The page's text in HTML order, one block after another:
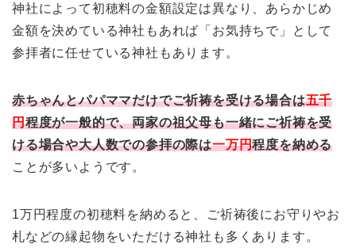
神社によって初穂料の金額設定は異なり、あらかじめ
金額を決めている神社もあれば「お気持ちで」として
参拝者に任せている神社もあります。
赤ちゃんとパパママだけでご祈祷を受ける場合は五千
円程度が一般的で、両家の祖父母も一緒にご祈祷を受
ける場合や大人数での参拝の際は一万円程度を納める
ことが多いようです。
1万円程度の初穂料を納めると、ご祈祷後にお守りやお
札などの縁起物をいただける神社も多くあります。